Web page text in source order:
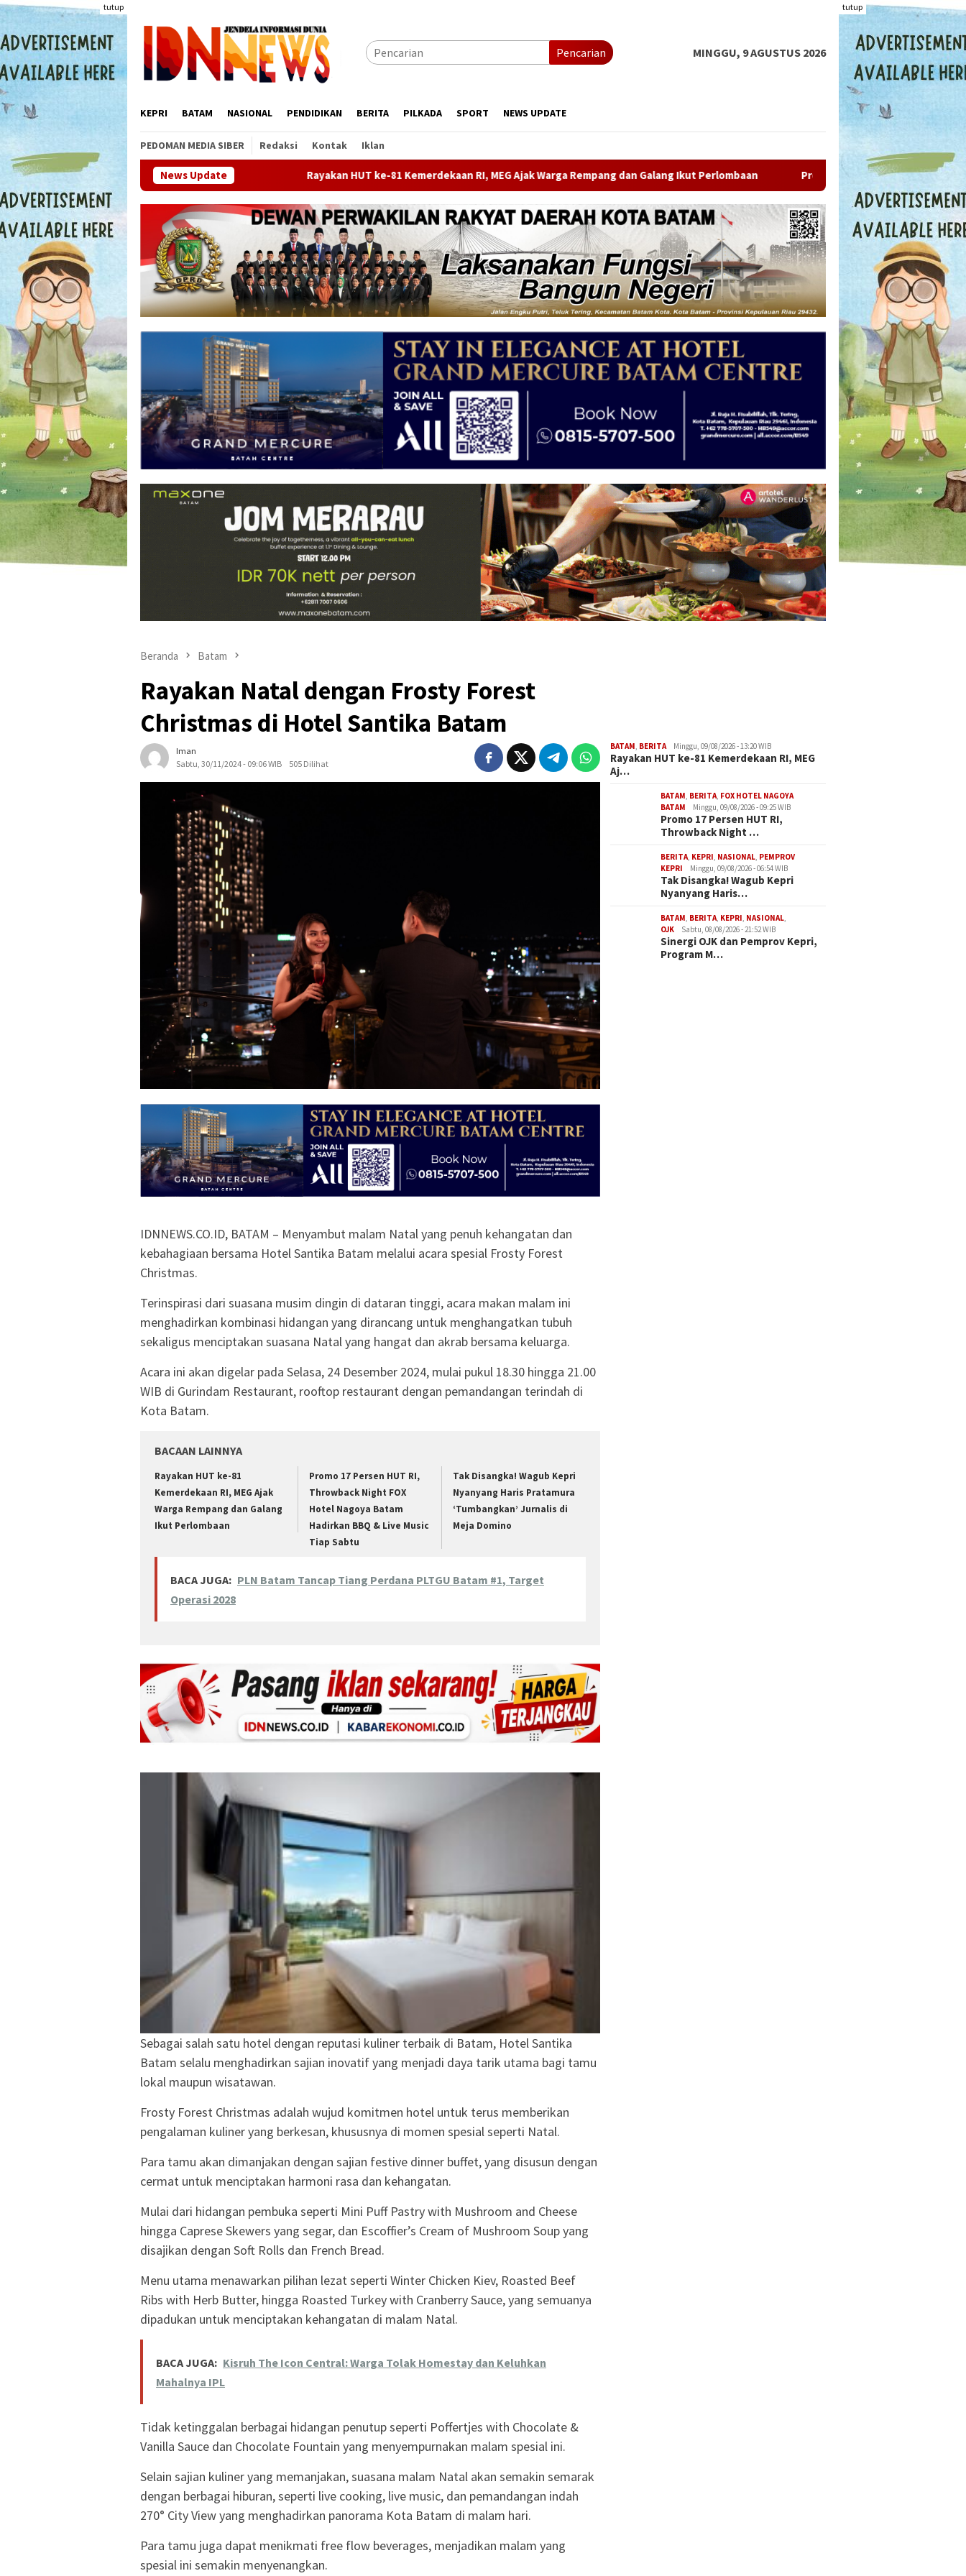
Loncat
ke
konten
tutup tutup
Pencarian MINGGU, 9 AGUSTUS 2026
KEPRI BATAM NASIONAL PENDIDIKAN BERITA PILKADA SPORT NEWS UPDATE
PEDOMAN MEDIA SIBER Redaksi Kontak Iklan
News Update
Rayakan HUT ke-81 Kemerdekaan RI, MEG Ajak Warga Rempang dan Galang Ikut Perlombaan Promo 17 Persen HUT RI, Throwback Night FOX Hotel
Beranda Batam
Rayakan Natal dengan Frosty Forest
Christmas di Hotel Santika Batam
Iman
Sabtu, 30/11/2024 - 09:06 WIB
505 Dilihat
IDNNEWS.CO.ID, BATAM – Menyambut malam Natal yang penuh kehangatan dan
kebahagiaan bersama Hotel Santika Batam melalui acara spesial Frosty Forest
Christmas.
Terinspirasi dari suasana musim dingin di dataran tinggi, acara makan malam ini
menghadirkan kombinasi hidangan yang dirancang untuk menghangatkan tubuh
sekaligus menciptakan suasana Natal yang hangat dan akrab bersama keluarga.
Acara ini akan digelar pada Selasa, 24 Desember 2024, mulai pukul 18.30 hingga 21.00
WIB di Gurindam Restaurant, rooftop restaurant dengan pemandangan terindah di
Kota Batam.
BACAAN LAINNYA
Rayakan HUT ke-81
Kemerdekaan RI, MEG Ajak
Warga Rempang dan Galang
Ikut Perlombaan
Promo 17 Persen HUT RI,
Throwback Night FOX
Hotel Nagoya Batam
Hadirkan BBQ & Live Music
Tiap Sabtu
Tak Disangka! Wagub Kepri
Nyanyang Haris Pratamura
‘Tumbangkan’ Jurnalis di
Meja Domino
BACA JUGA: PLN Batam Tancap Tiang Perdana PLTGU Batam #1, Target
Operasi 2028
Sebagai salah satu hotel dengan reputasi kuliner terbaik di Batam, Hotel Santika
Batam selalu menghadirkan sajian inovatif yang menjadi daya tarik utama bagi tamu
lokal maupun wisatawan.
Frosty Forest Christmas adalah wujud komitmen hotel untuk terus memberikan
pengalaman kuliner yang berkesan, khususnya di momen spesial seperti Natal.
Para tamu akan dimanjakan dengan sajian festive dinner buffet, yang disusun dengan
cermat untuk menciptakan harmoni rasa dan kehangatan.
Mulai dari hidangan pembuka seperti Mini Puff Pastry with Mushroom and Cheese
hingga Caprese Skewers yang segar, dan Escoffier’s Cream of Mushroom Soup yang
disajikan dengan Soft Rolls dan French Bread.
Menu utama menawarkan pilihan lezat seperti Winter Chicken Kiev, Roasted Beef
Ribs with Herb Butter, hingga Roasted Turkey with Cranberry Sauce, yang semuanya
dipadukan untuk menciptakan kehangatan di malam Natal.
BACA JUGA: Kisruh The Icon Central: Warga Tolak Homestay dan Keluhkan
Mahalnya IPL
Tidak ketinggalan berbagai hidangan penutup seperti Poffertjes with Chocolate &
Vanilla Sauce dan Chocolate Fountain yang menyempurnakan malam spesial ini.
Selain sajian kuliner yang memanjakan, suasana malam Natal akan semakin semarak
dengan berbagai hiburan, seperti live cooking, live music, dan pemandangan indah
270° City View yang menghadirkan panorama Kota Batam di malam hari.
Para tamu juga dapat menikmati free flow beverages, menjadikan malam yang
spesial ini semakin menyenangkan.
BATAM, BERITA Minggu, 09/08/2026 - 13:20 WIB
Rayakan HUT ke-81 Kemerdekaan RI, MEG
Aj…
BATAM, BERITA, FOX HOTEL NAGOYA
BATAM
Minggu, 09/08/2026 - 09:25 WIB
Promo 17 Persen HUT RI,
Throwback Night …
BERITA, KEPRI, NASIONAL, PEMPROV
KEPRI
Minggu, 09/08/2026 - 06:54 WIB
Tak Disangka! Wagub Kepri
Nyanyang Haris…
BATAM, BERITA, KEPRI, NASIONAL,
OJK
Sabtu, 08/08/2026 - 21:52 WIB
Sinergi OJK dan Pemprov Kepri,
Program M…